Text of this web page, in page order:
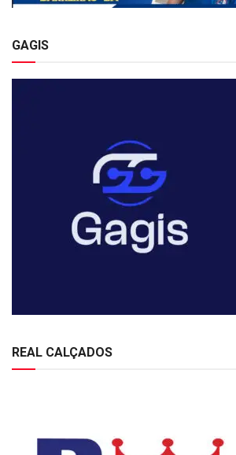
GAGIS
REAL CALÇADOS